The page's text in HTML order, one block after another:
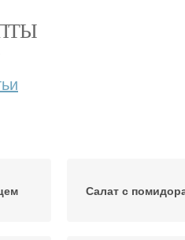
Салат с